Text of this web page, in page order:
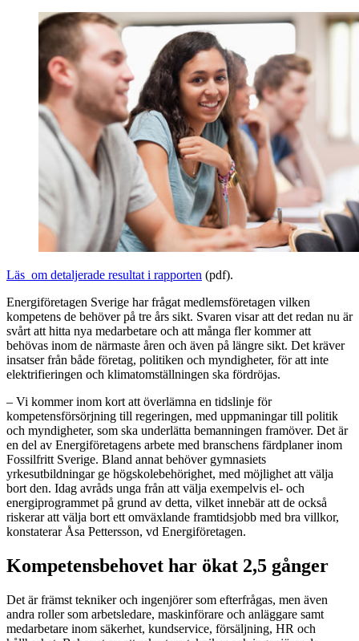
Läs om detaljerade resultat i rapporten (pdf).
Energiföretagen Sverige har frågat medlemsföretagen vilken
kompetens de behöver på tre års sikt. Svaren visar att det redan nu är
svårt att hitta nya medarbetare och att många fler kommer att
behövas inom de närmaste åren och även på längre sikt. Det kräver
insatser från både företag, politiken och myndigheter, för att inte
elektrifieringen och klimatomställningen ska fördröjas.
– Vi kommer inom kort att överlämna en tidslinje för
kompetensförsörjning till regeringen, med uppmaningar till politik
och myndigheter, som ska underlätta bemanningen framöver. Det är
en del av Energiföretagens arbete med branschens färdplaner inom
Fossilfritt Sverige. Bland annat behöver gymnasiets
yrkesutbildningar ge högskolebehörighet, med möjlighet att välja
bort den. Idag avråds unga från att välja exempelvis el- och
energiprogrammet på grund av detta, vilket innebär att de också
riskerar att välja bort ett omväxlande framtidsjobb med bra villkor,
konstaterar Åsa Pettersson, vd Energiföretagen.
Kompetensbehovet har ökat 2,5 gånger
Det är främst tekniker och ingenjörer som efterfrågas, men även
andra roller som arbetsledare, maskinförare och anläggare samt
medarbetare inom säkerhet, kundservice, försäljning, HR och